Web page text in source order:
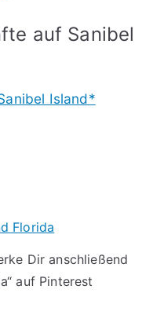
auf Sanibel
Island*
Dir anschließend
auf Pinterest